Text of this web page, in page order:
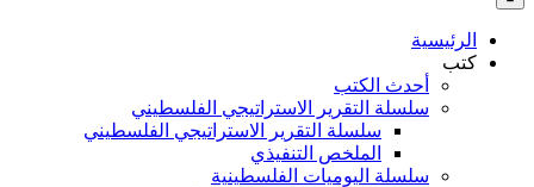
بالنسبة
الرئيسية
كتب
أحدث الكتب
سلسلة التقرير الاستراتيجي الفلسطيني
سلسلة التقرير الاستراتيجي الفلسطيني
الملخص التنفيذي
سلسلة اليوميات الفلسطينية